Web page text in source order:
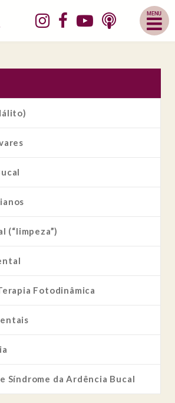
Abrir
Menu
Mobile
(“limpeza”)
Fotodinâmica
Síndrome da Ardência Bucal